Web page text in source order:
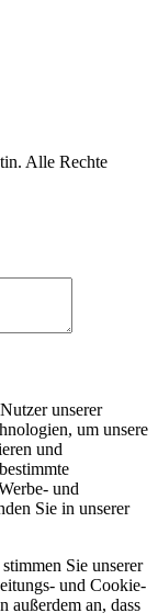
Alle Rechte
unserer
um unsere
und
und
Sie in unserer
Sie unserer
und Cookie-
außerdem an, dass